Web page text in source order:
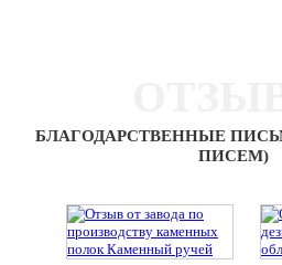
БЛАГОДАРСТВЕННЫЕ
ПИСЕМ)